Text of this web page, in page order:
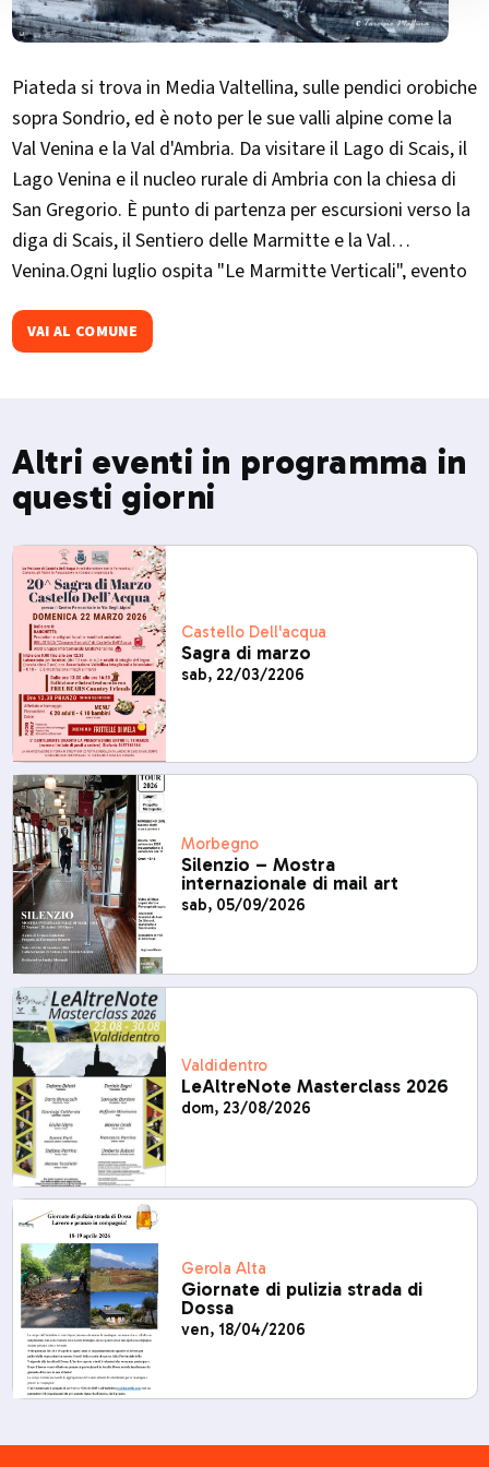
Piateda si trova in Media Valtellina, sulle pendici orobiche
sopra Sondrio, ed è noto per le sue valli alpine come la
Val Venina e la Val d'Ambria. Da visitare il Lago di Scais, il
Lago Venina e il nucleo rurale di Ambria con la chiesa di
San Gregorio. È punto di partenza per escursioni verso la
diga di Scais, il Sentiero delle Marmitte e la Val
Venina.Ogni luglio ospita "Le Marmitte Verticali", evento
Serio
VAI AL COMUNE
Altri eventi in programma in
questi giorni
Castello Dell'acqua
Sagra di marzo
sab, 22/03/2206
Morbegno
Silenzio – Mostra
internazionale di mail art
sab, 05/09/2026
Valdidentro
LeAltreNote Masterclass 2026
dom, 23/08/2026
Gerola Alta
Giornate di pulizia strada di
Dossa
ven, 18/04/2206